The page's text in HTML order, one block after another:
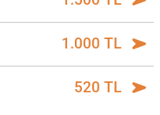
1.000 TL
520 TL